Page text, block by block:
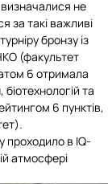
визначалися не
за такі важливі
бронзу із
(факультет
6 отримала
та
6 пунктів,
проходило в IQ-
атмосфері